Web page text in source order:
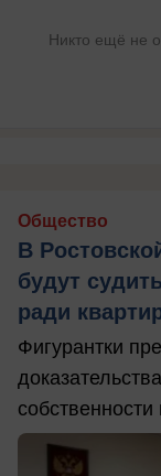
Никто ещё не
Общество
В
будут
ради
Фигурантки